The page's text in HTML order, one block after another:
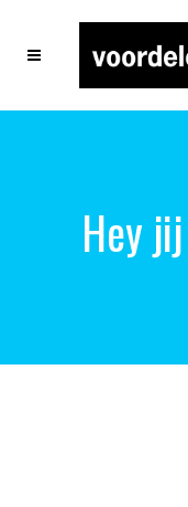
Hey